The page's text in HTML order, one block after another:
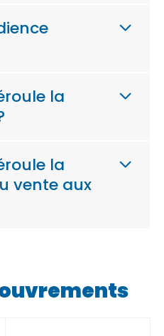
la
la
vente aux